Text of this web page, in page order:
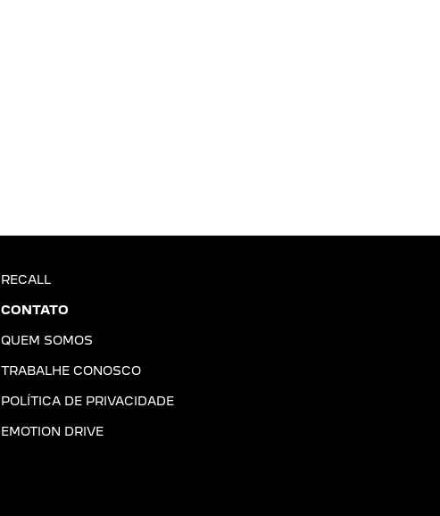
RECALL
CONTATO
QUEM SOMOS
TRABALHE CONOSCO
POLÍTICA DE PRIVACIDADE
EMOTION DRIVE